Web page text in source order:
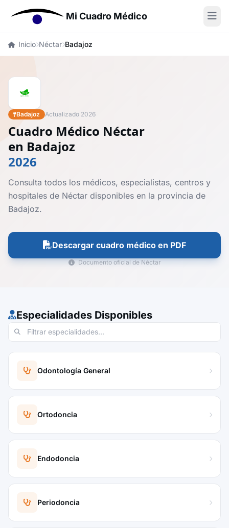
Mi Cuadro Médico
Inicio Néctar Badajoz
Badajoz Actualizado 2026
Cuadro Médico Néctar
en Badajoz
2026
Consulta todos los médicos, especialistas, centros y
hospitales de Néctar disponibles en la provincia de
Badajoz.
Descargar cuadro médico en PDF
Documento oficial de Néctar
Especialidades Disponibles
Odontología General
Ortodoncia
Endodoncia
Periodoncia